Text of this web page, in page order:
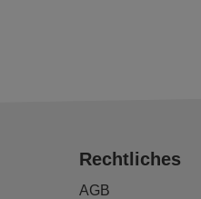
Rechtliches
AGB